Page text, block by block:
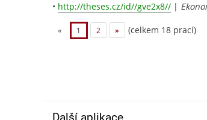
• http://theses.cz/id//gve2x8// |
« 1 2 » (celkem 18 prací)